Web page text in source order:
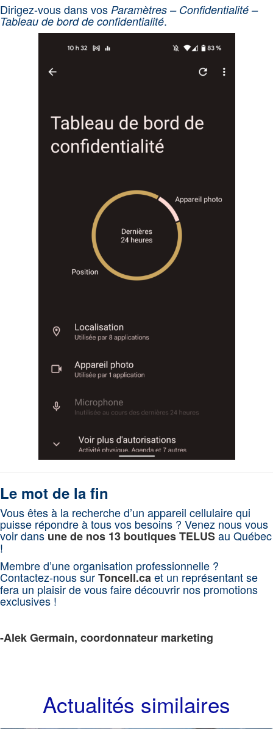
Dirigez-vous dans vos Paramètres – Confidentialité –
Tableau de bord de confidentialité.
Le mot de la fin
Vous êtes à la recherche d’un appareil cellulaire qui
puisse répondre à tous vos besoins ? Venez nous vous
voir dansune de nos 13 boutiques TELUSau Québec
!
Membre d’une organisation professionnelle ?
Contactez-nous surToncell.caet un représentant se
fera un plaisir de vous faire découvrir nos promotions
exclusives !
-Alek Germain, coordonnateur marketing
Actualités similaires